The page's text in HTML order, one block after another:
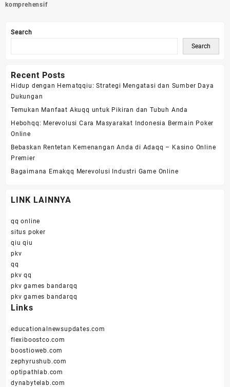
komprehensif
Search
Search
Recent Posts
Hidup dengan Hematqqiu: Strategi Mengatasi dan Sumber Daya
Dukungan
Temukan Manfaat Akuqq ​​untuk Pikiran dan Tubuh Anda
Hebohqq: Merevolusi Cara Masyarakat Indonesia Bermain Poker
Online
Bebaskan Rentetan Kemenangan Anda di Adaqq – Kasino Online
Premier
Bagaimana Emakqq Merevolusi Industri Game Online
LINK LAINNYA
qq online
situs poker
qiu qiu
pkv
qq
pkv qq
pkv games bandarqq
pkv games bandarqq
Links
educationalnewsupdates.com
flexiboostco.com
boostioweb.com
zephyrushub.com
optipathlab.com
dynabytelab.com